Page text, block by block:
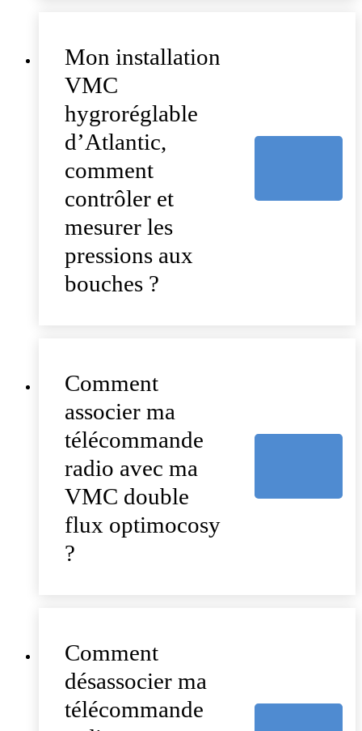
Mon installation
VMC
hygroréglable
d’Atlantic,
comment
contrôler et
mesurer les
pressions aux
bouches ?
Comment
associer ma
télécommande
radio avec ma
VMC double
flux optimocosy
?
Comment
désassocier ma
télécommande